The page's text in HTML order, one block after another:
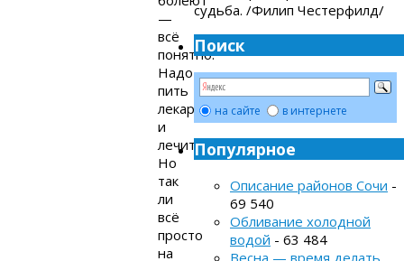
—
всё
понятно.
Надо
пить
лекарства
и
лечиться.
Но
так
ли
всё
просто
на
судьба. /Филип Честерфилд/
Поиск
на сайте в интернете
Популярное
Описание районов Сочи -
69 540
Обливание холодной
водой - 63 484
Весна — время делать